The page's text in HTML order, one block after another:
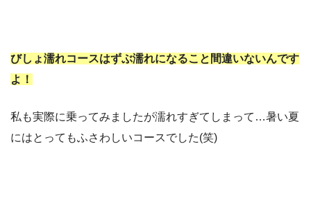
びしょ濡れコースはずぶ濡れになること間違いないんです
よ！
私も実際に乗ってみましたが濡れすぎてしまって…暑い夏
にはとってもふさわしいコースでした(笑)